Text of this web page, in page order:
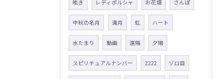
呟き レディポルシャ お花畑 さんぽ
中秋の名月 満月 虹 ハート
水たまり 動画 遠隔 夕陽
スピリチュアルナンバー 2222 ゾロ目